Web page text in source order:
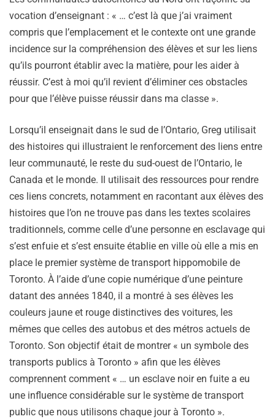
vocation d’enseignant : « … c’est là que j’ai vraiment
compris que l’emplacement et le contexte ont une grande
incidence sur la compréhension des élèves et sur les liens
qu’ils pourront établir avec la matière, pour les aider à
réussir. C’est à moi qu’il revient d’éliminer ces obstacles
pour que l’élève puisse réussir dans ma classe ».
Lorsqu’il enseignait dans le sud de l’Ontario, Greg utilisait
des histoires qui illustraient le renforcement des liens entre
leur communauté, le reste du sud-ouest de l’Ontario, le
Canada et le monde. Il utilisait des ressources pour rendre
ces liens concrets, notamment en racontant aux élèves des
histoires que l’on ne trouve pas dans les textes scolaires
traditionnels, comme celle d’une personne en esclavage qui
s’est enfuie et s’est ensuite établie en ville où elle a mis en
place le premier système de transport hippomobile de
Toronto. À l’aide d’une copie numérique d’une peinture
datant des années 1840, il a montré à ses élèves les
couleurs jaune et rouge distinctives des voitures, les
mêmes que celles des autobus et des métros actuels de
Toronto. Son objectif était de montrer « un symbole des
transports publics à Toronto » afin que les élèves
comprennent comment « … un esclave noir en fuite a eu
une influence considérable sur le système de transport
public que nous utilisons chaque jour à Toronto ».